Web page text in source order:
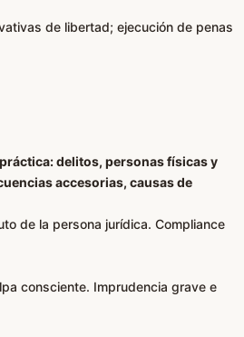
de libertad; ejecución de penas
delitos, personas físicas y
accesorias, causas de
de la persona jurídica. Compliance
consciente. Imprudencia grave e